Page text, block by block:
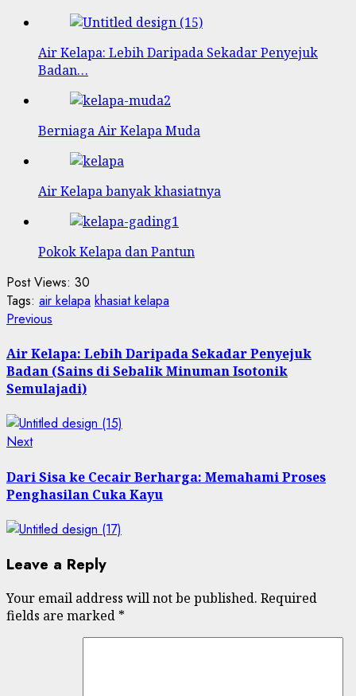
Air Kelapa: Lebih Daripada Sekadar Penyejuk
Badan…
Berniaga Air Kelapa Muda
Air Kelapa banyak khasiatnya
Pokok Kelapa dan Pantun
Post Views: 30
Tags: air kelapa khasiat kelapa
Post
navigation
Previous
Air Kelapa: Lebih Daripada Sekadar Penyejuk
Badan (Sains di Sebalik Minuman Isotonik
Semulajadi)
NextNext
Dari Sisa ke Cecair Berharga: Memahami Proses
Penghasilan Cuka Kayu
Leave a Reply
Your email address will not be published. Required
fields are marked *